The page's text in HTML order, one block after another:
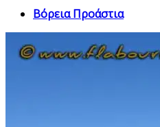
Βόρεια Προάστια